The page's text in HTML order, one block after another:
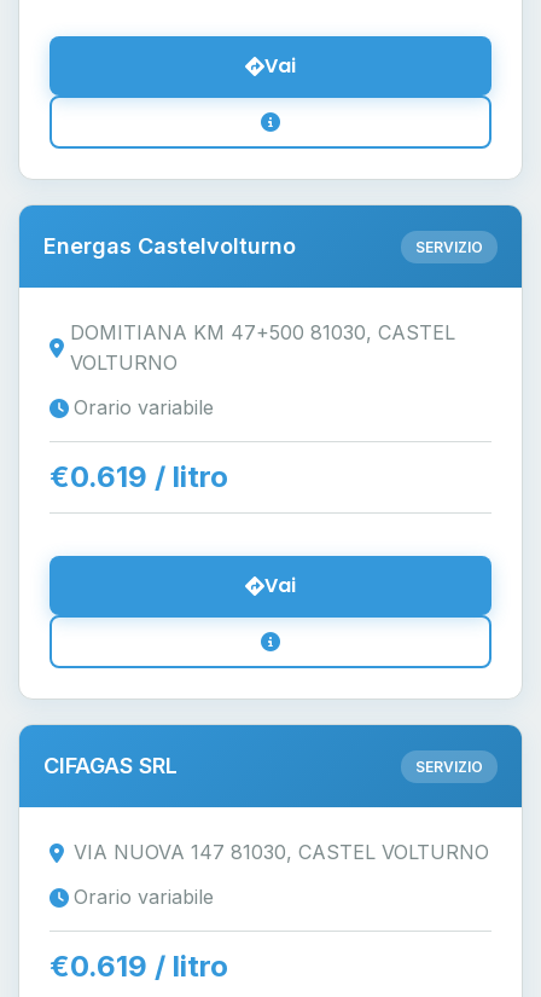
Vai
Energas Castelvolturno SERVIZIO
DOMITIANA KM 47+500 81030, CASTEL
VOLTURNO
Orario variabile
€0.619 / litro
Vai
CIFAGAS SRL SERVIZIO
VIA NUOVA 147 81030, CASTEL VOLTURNO
Orario variabile
€0.619 / litro